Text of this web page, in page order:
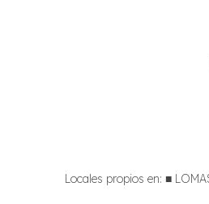
Locales propios en: ■